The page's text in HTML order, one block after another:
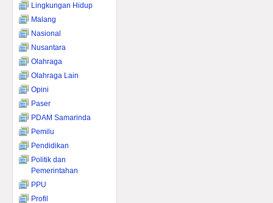
Lingkungan Hidup
Malang
Nasional
Nusantara
Olahraga
Olahraga Lain
Opini
Paser
PDAM Samarinda
Pemilu
Pendidikan
Politik dan
Pemerintahan
PPU
Profil